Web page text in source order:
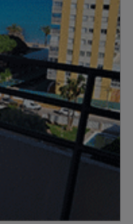
por
presente en
de
supone
este tipo de
es un lujo